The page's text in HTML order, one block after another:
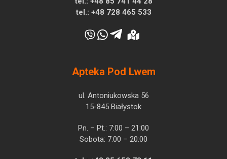
tel.: +48 728 465 533
Apteka Pod Lwem
ul. Antoniukowska 56
15-845 Białystok
Pn. – Pt.: 7:00 – 21:00
Sobota: 7:00 – 20:00